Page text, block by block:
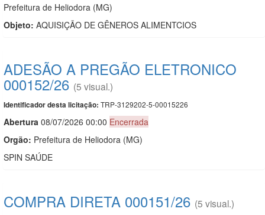
Prefeitura de Heliodora (MG)
Objeto: AQUISIÇÃO DE GÊNEROS ALIMENTCIOS
ADESÃO A PREGÃO ELETRONICO
000152/26 (5 visual.)
Identificador desta licitação: TRP-3129202-5-00015226
Abertura 08/07/2026 00:00 Encerrada
Orgão: Prefeitura de Heliodora (MG)
SPIN SAÚDE
COMPRA DIRETA 000151/26 (5 visual.)